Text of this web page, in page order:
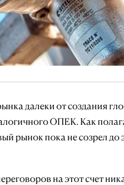
далеки от создания
ОПЕК. Как
рынок пока не созрел до
на этот счет